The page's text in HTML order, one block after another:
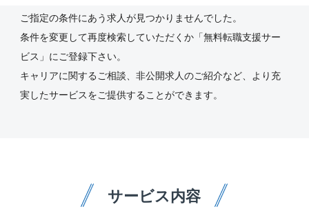
ご指定の条件にあう求人が見つかりませんでした。
条件を変更して再度検索していただくか「無料転職支援サー
ビス」にご登録下さい。
キャリアに関するご相談、非公開求人のご紹介など、より充
実したサービスをご提供することができます。
サービス内容